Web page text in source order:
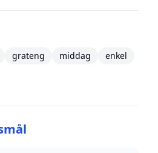
grateng middag
enkel